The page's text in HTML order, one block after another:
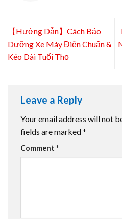
【Hướng Dẫn】Cách Bảo
Dưỡng Xe Máy Điện Chuẩn &
Kéo Dài Tuổi Thọ
Leave a Reply
Your email address will not
fields are marked*
Comment *